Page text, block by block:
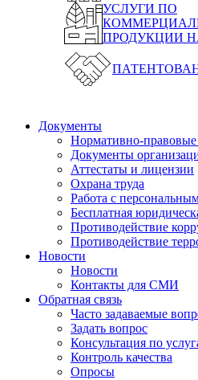
УСЛУГИ ПО
ПРОДУКЦИИ
Документы
Нормативно-
Документы
Аттестаты и лицензии
Охрана труда
Работа с
Бесплатная
Противодействие
Противодействие
Новости
Новости
Контакты для СМИ
Обратная связь
Часто задаваемые
Задать вопрос
Консультация по
Контроль качества
Опросы